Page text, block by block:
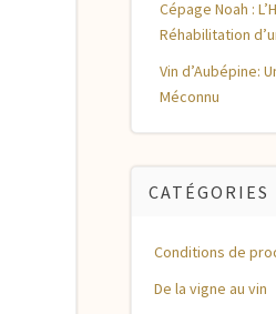
Cépage Noah :
Réhabilitation
Vin d’Aubépine:
Méconnu
CATÉGORIES
Conditions de
De la vigne au vin